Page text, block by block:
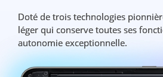
Doté de trois technologies
léger qui conserve toutes ses
autonomie exceptionnelle.
Doté de trois technologies
léger qui conserve toutes ses
autonomie exceptionnelle.